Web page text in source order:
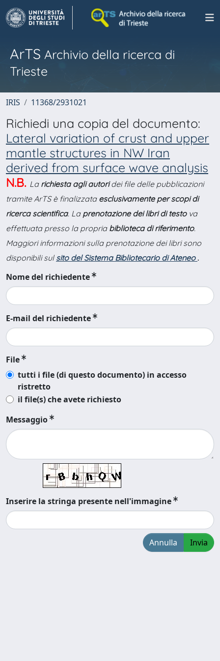
ArTS Archivio della ricerca di
Trieste
IRIS 11368/2931021
Richiedi una copia del documento:
Lateral variation of crust and upper
mantle structures in NW Iran
derived from surface wave analysis
N.B. La richiesta agli autoridei file delle pubblicazioni
tramite ArTS è finalizzata esclusivamente per scopi di
ricerca scientifica. La prenotazione dei libri di testova
effettuata presso la propria biblioteca di riferimento.
Maggiori informazioni sulla prenotazione dei libri sono
disponibili sul sito del Sistema Bibliotecario di Ateneo .
Nome del richiedente
E-mail del richiedente
File
tutti i file (di questo documento) in accesso
ristretto
il file(s) che avete richiesto
Messaggio
Inserire la stringa presente nell'immagine
Annulla Invia